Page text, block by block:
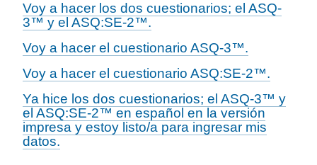
Voy a hacer los dos cuestionarios; el ASQ-
3™ y el ASQ:SE-2™.
Voy a hacer el cuestionario ASQ-3™.
Voy a hacer el cuestionario ASQ:SE-2™.
Ya hice los dos cuestionarios; el ASQ-3™ y
el ASQ:SE-2™ en español en la versión
impresa y estoy listo/a para ingresar mis
datos.